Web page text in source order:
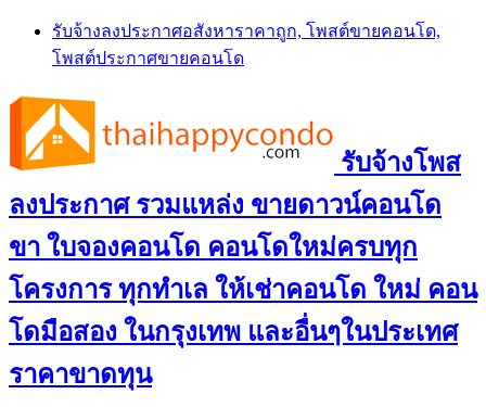
Skip
content
รับจ้างลงประกาศอสังหาราคาถูก, โพสต์ขายคอนโด,
โพสต์ประกาศขายคอนโด
รับจ้างโพส
ลงประกาศ รวมแหล่ง ขายดาวน์คอนโด
ขา ใบจองคอนโด คอนโดใหม่ครบทุก
โครงการ ทุกทำเล ให้เช่าคอนโด ใหม่ คอน
โดมือสอง ในกรุงเทพ และอื่นๆในประเทศ
ราคาขาดทุน